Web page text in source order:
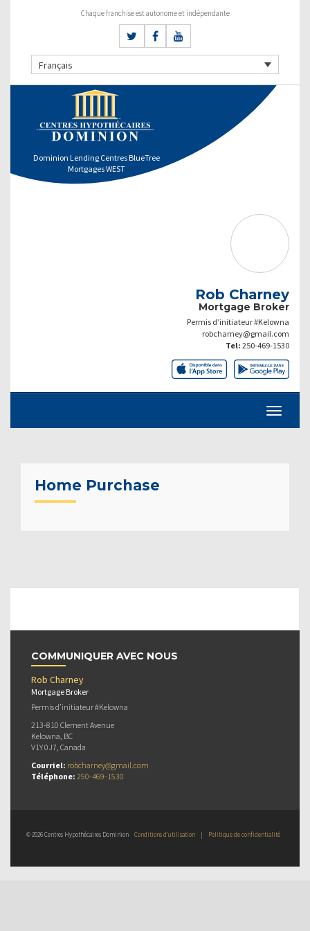
Chaque franchise est autonome et indépendante
Français
Dominion Lending Centres BlueTree
Mortgages WEST
Rob Charney
Mortgage Broker
Permis d’initiateur #Kelowna
robcharney@gmail.com
Tel: 250-469-1530
Home Purchase
COMMUNIQUER AVEC NOUS
Rob Charney
Mortgage Broker
Permis d’initiateur #Kelowna
213-810 Clement Avenue
Kelowna, BC
V1Y 0J7, Canada
Courriel: robcharney@gmail.com
Téléphone: 250-469-1530
© 2026 Centres Hypothécaires Dominion Conditions d’utilisation | Politique de confidentialité